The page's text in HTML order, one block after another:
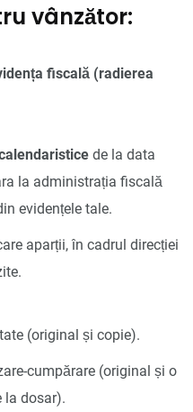
vânzător:
fiscală (radierea
de la data
la administrația fiscală
evidențele tale.
aparții, în cadrul direcției
(original și copie).
cumpărare (original și o
la dosar).